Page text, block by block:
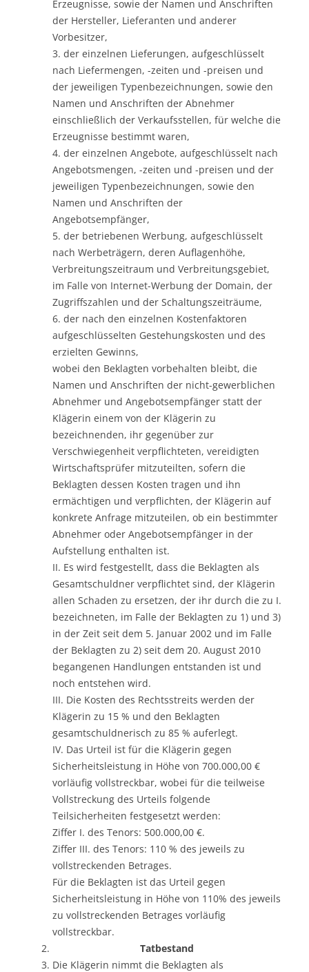
Erzeugnisse, sowie der Namen und Anschriften
der Hersteller, Lieferanten und anderer
Vorbesitzer,
3. der einzelnen Lieferungen, aufgeschlüsselt
nach Liefermengen, -zeiten und -preisen und
der jeweiligen Typenbezeichnungen, sowie den
Namen und Anschriften der Abnehmer
einschließlich der Verkaufsstellen, für welche die
Erzeugnisse bestimmt waren,
4. der einzelnen Angebote, aufgeschlüsselt nach
Angebotsmengen, -zeiten und -preisen und der
jeweiligen Typenbezeichnungen, sowie den
Namen und Anschriften der
Angebotsempfänger,
5. der betriebenen Werbung, aufgeschlüsselt
nach Werbeträgern, deren Auflagenhöhe,
Verbreitungszeitraum und Verbreitungsgebiet,
im Falle von Internet-Werbung der Domain, der
Zugriffszahlen und der Schaltungszeiträume,
6. der nach den einzelnen Kostenfaktoren
aufgeschlüsselten Gestehungskosten und des
erzielten Gewinns,
wobei den Beklagten vorbehalten bleibt, die
Namen und Anschriften der nicht-gewerblichen
Abnehmer und Angebotsempfänger statt der
Klägerin einem von der Klägerin zu
bezeichnenden, ihr gegenüber zur
Verschwiegenheit verpflichteten, vereidigten
Wirtschaftsprüfer mitzuteilten, sofern die
Beklagten dessen Kosten tragen und ihn
ermächtigen und verpflichten, der Klägerin auf
konkrete Anfrage mitzuteilen, ob ein bestimmter
Abnehmer oder Angebotsempfänger in der
Aufstellung enthalten ist.
II. Es wird festgestellt, dass die Beklagten als
Gesamtschuldner verpflichtet sind, der Klägerin
allen Schaden zu ersetzen, der ihr durch die zu I.
bezeichneten, im Falle der Beklagten zu 1) und 3)
in der Zeit seit dem 5. Januar 2002 und im Falle
der Beklagten zu 2) seit dem 20. August 2010
begangenen Handlungen entstanden ist und
noch entstehen wird.
III. Die Kosten des Rechtsstreits werden der
Klägerin zu 15 % und den Beklagten
gesamtschuldnerisch zu 85 % auferlegt.
IV. Das Urteil ist für die Klägerin gegen
Sicherheitsleistung in Höhe von 700.000,00 €
vorläufig vollstreckbar, wobei für die teilweise
Vollstreckung des Urteils folgende
Teilsicherheiten festgesetzt werden:
Ziffer I. des Tenors: 500.000,00 €.
Ziffer III. des Tenors: 110 % des jeweils zu
vollstreckenden Betrages.
Für die Beklagten ist das Urteil gegen
Sicherheitsleistung in Höhe von 110% des jeweils
zu vollstreckenden Betrages vorläufig
vollstreckbar.
Tatbestand
Die Klägerin nimmt die Beklagten als